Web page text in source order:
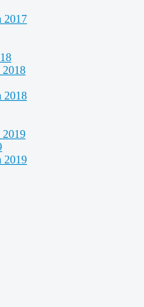
2017
2018
2018
2019
2019